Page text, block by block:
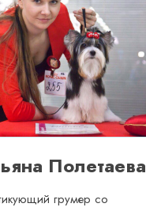
грумер со
Полетаева